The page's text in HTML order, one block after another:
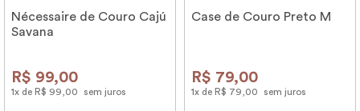
Nécessaire de Couro Cajú
Savana
R$ 99,00
1x de R$ 99 00 sem juros
Case de Couro Preto M
R$ 79,00
1x de R$ 79 00 sem juros